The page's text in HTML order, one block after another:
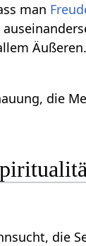
man
die
die